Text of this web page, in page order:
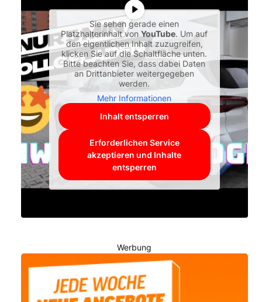
Sie sehen gerade einen
Platzhalterinhalt vonYouTube. Um auf
den eigentlichen Inhalt zuzugreifen,
klicken Sie auf die Schaltfläche unten.
Bitte beachten Sie, dass dabei Daten
an Drittanbieter weitergegeben
werden.
Mehr Informationen
Inhalt entsperren
Erforderlichen Service
akzeptieren und Inhalte
entsperren
Werbung